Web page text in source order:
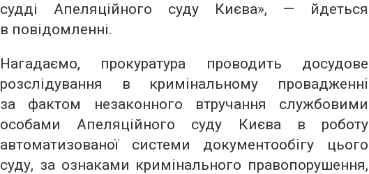
судді Апеляційного суду Києва», — йдеться
в повідомленні.
Нагадаємо, прокуратура проводить досудове
розслідування в кримінальному провадженні
за фактом незаконного втручання службовими
особами Апеляційного суду Києва в роботу
автоматизованої системи документообігу цього
суду, за ознаками кримінального правопорушення,